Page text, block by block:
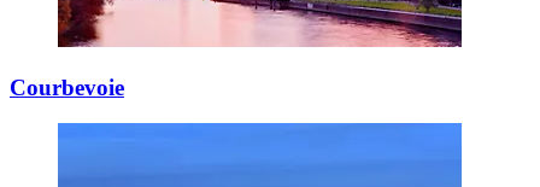
Courbevoie